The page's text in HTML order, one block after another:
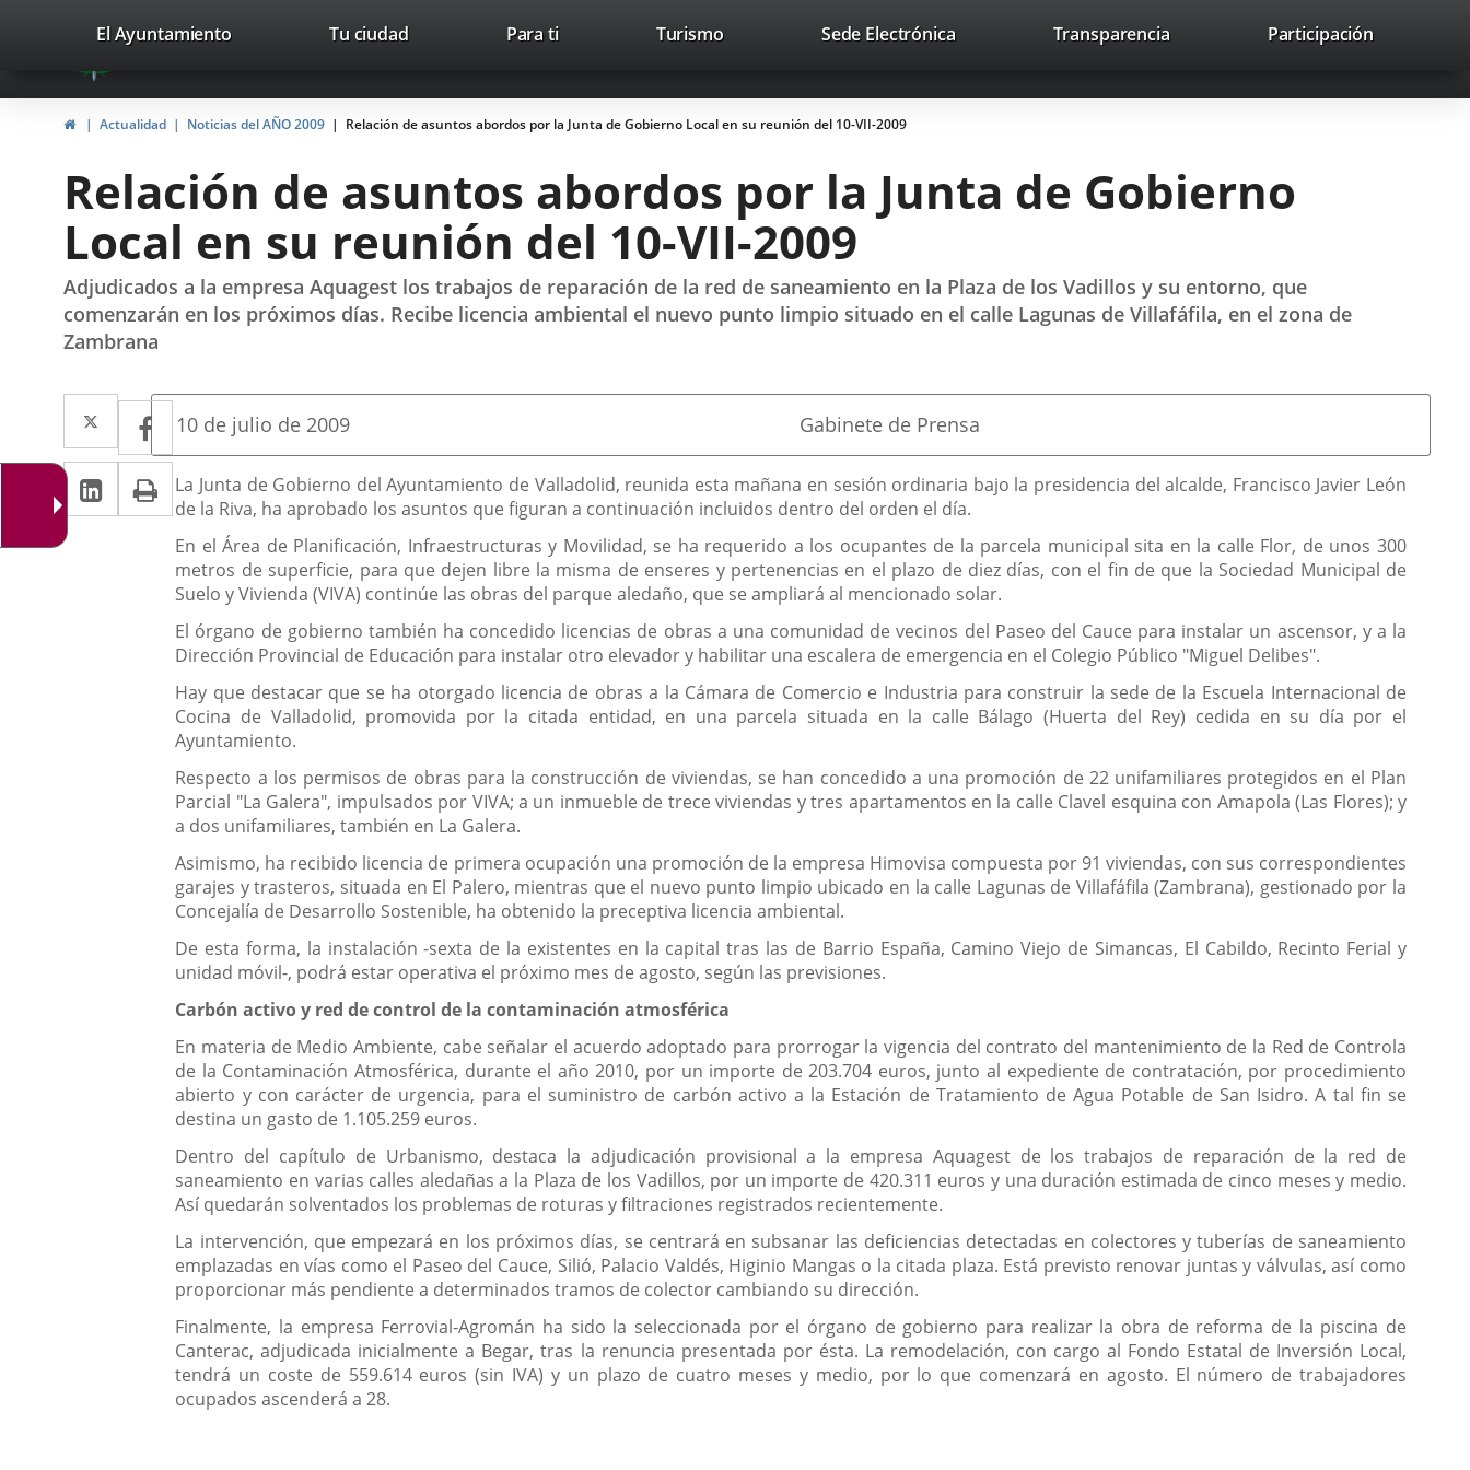
Portal
Web
del
Valladolid
avaTop Trabaja con nosotros Contacto avaHeaderSocial
Link
external
Link
external
Link
external
Search
valladolid.es
El Ayuntamiento Tu ciudad Para ti TurismoThis
open
in
window.
Sede ElectrónicaLink
application.
Transparencia Participación
HomeActualidad Noticias del AÑO 2009 Relación de asuntos abordos por la Junta de Gobierno Local en su reunión del 10-VII-2009
Relación de asuntos abordos por la Junta de Gobierno
Local en su reunión del 10-VII-2009
Adjudicados a la empresa Aquagest los trabajos de reparación de la red de saneamiento en la Plaza de los Vadillos y su entorno, que
comenzarán en los próximos días. Recibe licencia ambiental el nuevo punto limpio situado en el calle Lagunas de Villafáfila, en el zona de
Zambrana
Twitter
Enlace
a
una
aplicación
externa.
Facebook
Enlace
a
una
aplicación
externa.
Linkedin
Enlace
a
aplicación
externa.
Print
Fecha
la
noticia
10 de julio de 2009 Fuente
la
noticia
Gabinete de Prensa
Descripción
La Junta de Gobierno del Ayuntamiento de Valladolid, reunida esta mañana en sesión ordinaria bajo la presidencia del alcalde, Francisco Javier León
de la Riva, ha aprobado los asuntos que figuran a continuación incluidos dentro del orden el día.
En el Área de Planificación, Infraestructuras y Movilidad, se ha requerido a los ocupantes de la parcela municipal sita en la calle Flor, de unos 300
metros de superficie, para que dejen libre la misma de enseres y pertenencias en el plazo de diez días, con el fin de que la Sociedad Municipal de
Suelo y Vivienda (VIVA) continúe las obras del parque aledaño, que se ampliará al mencionado solar.
El órgano de gobierno también ha concedido licencias de obras a una comunidad de vecinos del Paseo del Cauce para instalar un ascensor, y a la
Dirección Provincial de Educación para instalar otro elevador y habilitar una escalera de emergencia en el Colegio Público "Miguel Delibes".
Hay que destacar que se ha otorgado licencia de obras a la Cámara de Comercio e Industria para construir la sede de la Escuela Internacional de
Cocina de Valladolid, promovida por la citada entidad, en una parcela situada en la calle Bálago (Huerta del Rey) cedida en su día por el
Ayuntamiento.
Respecto a los permisos de obras para la construcción de viviendas, se han concedido a una promoción de 22 unifamiliares protegidos en el Plan
Parcial "La Galera", impulsados por VIVA; a un inmueble de trece viviendas y tres apartamentos en la calle Clavel esquina con Amapola (Las Flores); y
a dos unifamiliares, también en La Galera.
Asimismo, ha recibido licencia de primera ocupación una promoción de la empresa Himovisa compuesta por 91 viviendas, con sus correspondientes
garajes y trasteros, situada en El Palero, mientras que el nuevo punto limpio ubicado en la calle Lagunas de Villafáfila (Zambrana), gestionado por la
Concejalía de Desarrollo Sostenible, ha obtenido la preceptiva licencia ambiental.
De esta forma, la instalación -sexta de la existentes en la capital tras las de Barrio España, Camino Viejo de Simancas, El Cabildo, Recinto Ferial y
unidad móvil-, podrá estar operativa el próximo mes de agosto, según las previsiones.
Carbón activo y red de control de la contaminación atmosférica
En materia de Medio Ambiente, cabe señalar el acuerdo adoptado para prorrogar la vigencia del contrato del mantenimiento de la Red de Controla
de la Contaminación Atmosférica, durante el año 2010, por un importe de 203.704 euros, junto al expediente de contratación, por procedimiento
abierto y con carácter de urgencia, para el suministro de carbón activo a la Estación de Tratamiento de Agua Potable de San Isidro. A tal fin se
destina un gasto de 1.105.259 euros.
Dentro del capítulo de Urbanismo, destaca la adjudicación provisional a la empresa Aquagest de los trabajos de reparación de la red de
saneamiento en varias calles aledañas a la Plaza de los Vadillos, por un importe de 420.311 euros y una duración estimada de cinco meses y medio.
Así quedarán solventados los problemas de roturas y filtraciones registrados recientemente.
La intervención, que empezará en los próximos días, se centrará en subsanar las deficiencias detectadas en colectores y tuberías de saneamiento
emplazadas en vías como el Paseo del Cauce, Silió, Palacio Valdés, Higinio Mangas o la citada plaza. Está previsto renovar juntas y válvulas, así como
proporcionar más pendiente a determinados tramos de colector cambiando su dirección.
Finalmente, la empresa Ferrovial-Agromán ha sido la seleccionada por el órgano de gobierno para realizar la obra de reforma de la piscina de
Canterac, adjudicada inicialmente a Begar, tras la renuncia presentada por ésta. La remodelación, con cargo al Fondo Estatal de Inversión Local,
tendrá un coste de 559.614 euros (sin IVA) y un plazo de cuatro meses y medio, por lo que comenzará en agosto. El número de trabajadores
ocupados ascenderá a 28.